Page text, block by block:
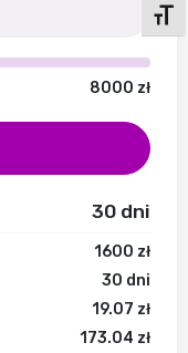
8000 zł
30dni
1600 zł
30 dni
19.07 zł
173.04 zł